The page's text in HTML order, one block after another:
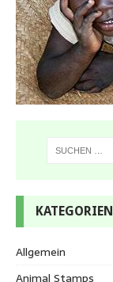
KATEGORIEN
Allgemein
Animal Stamps